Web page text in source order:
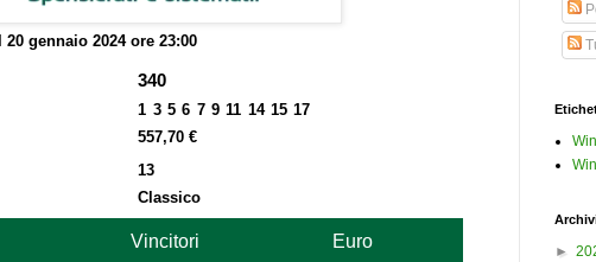
20 gennaio 2024 ore 23:00
340
1 3 5 6 7 9 11 14 15 17
557,70 €
13
Classico
Vincitori Euro
►